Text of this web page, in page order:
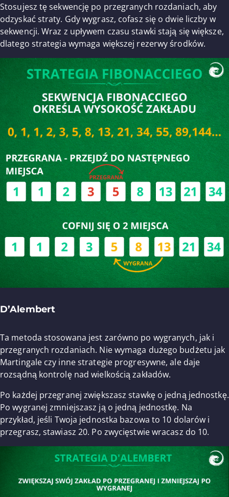
Stosujesz tę sekwencję po przegranych rozdaniach, aby
odzyskać straty. Gdy wygrasz, cofasz się o dwie liczby w
sekwencji. Wraz z upływem czasu stawki stają się większe,
dlatego strategia wymaga większej rezerwy środków.
D’Alembert
Ta metoda stosowana jest zarówno po wygranych, jak i
przegranych rozdaniach. Nie wymaga dużego budżetu jak
Martingale czy inne strategie progresywne, ale daje
rozsądną kontrolę nad wielkością zakładów.
Po każdej przegranej zwiększasz stawkę o jedną jednostkę.
Po wygranej zmniejszasz ją o jedną jednostkę. Na
przykład, jeśli Twoja jednostka bazowa to 10 dolarów i
przegrasz, stawiasz 20. Po zwycięstwie wracasz do 10.